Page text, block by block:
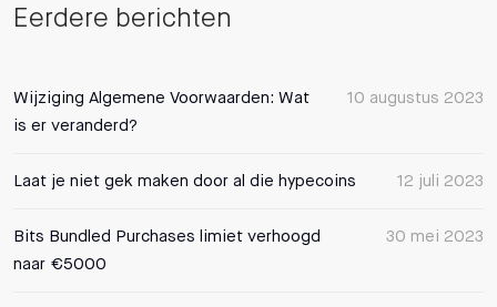
Eerdere berichten
10 augustus 2023
Wijziging Algemene Voorwaarden: Wat
is er veranderd?
12 juli 2023
Laat je niet gek maken door al die hypecoins
30 mei 2023
Bits Bundled Purchases limiet verhoogd
naar €5000